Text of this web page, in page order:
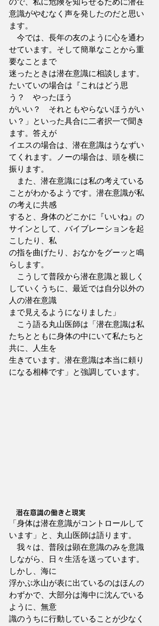
ので、私に危険を知らせるために潜在
意識がやむなく声を発したのだと思い
ます。
今では、長年の友のように心を通わ
せています。そして簡単なことから重
要なことまで
迷ったときは潜在意識に相談します。
たいていの場合は『これはどう思
う？　やったほう
がいい？　それともやらないほうがい
い？」といった具合に二者択一で聞き
ます。答えが
イエスの場合は、潜在意識はうなずい
てくれます。ノーの場合は、頭を横に
振ります。
また、潜在意識には私の考えている
ことがわかるようです。潜在意識が私
の考えに共感
すると、身体のどこかに『いいね』の
サインとして、バイブレーションを起
こしたり、私
の指を曲げたり、おなかをグーッと鳴
らします。
こうして普段から潜在意識と親しく
していくうちに、最近では自分以外の
人の潜在意識
まで見えるようになりました」
こう語る丸山医師は「潜在意識は私
たちとともに身体の中にいて私たちと
共に、人生を
生きています。潜在意識は本当に頼り
になる相棒です」と強調しています。
潜在意識の働きと現実
「身体は潜在意識がコントロールして
います」と、丸山医師は語ります。
我々は、普段は顕在意識のみを意識
しながら、日々生活を送っています。
しかし、海に
浮かぶ氷山が表に出ているのはほんの
わずかで、大部分は海中に沈んでいる
ように、無意
識のうちに行動していることが少なく